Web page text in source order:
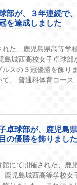
部が、３年連続で
を達成しました
た、鹿児島県高等学
島城西高校女子卓球部
スの３冠優勝を飾り
、 普通科体育コース
卓球部が、鹿児島
の優勝を飾りました
館にて開催された、鹿
児島城西高等学校女